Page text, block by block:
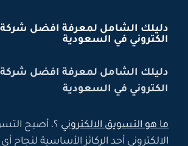
دليلك الشامل لمعرفة افضل
الكتروني في السعودية
دليلك الشامل لمعرفة افضل
الكتروني في السعودية
ما هو التسويق الالكتروني ؟، أصبح
الالكتروني أحد الركائز الأساسية لنجاح